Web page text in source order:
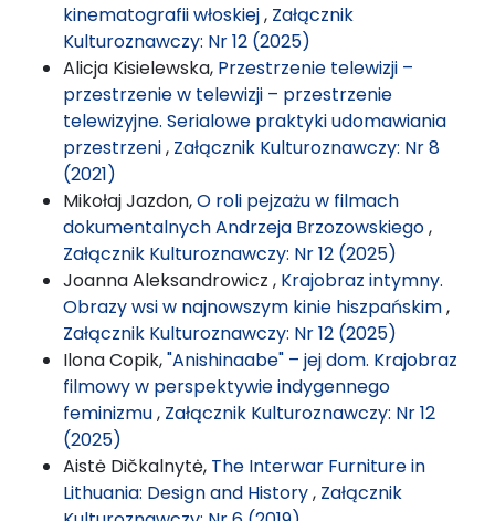
kinematografii włoskiej, Załącznik
Kulturoznawczy: Nr 12 (2025)
Alicja Kisielewska, Przestrzenie telewizji –
przestrzenie w telewizji – przestrzenie
telewizyjne. Serialowe praktyki udomawiania
przestrzeni, Załącznik Kulturoznawczy: Nr 8
(2021)
Mikołaj Jazdon,O roli pejzażu w filmach
dokumentalnych Andrzeja Brzozowskiego,
Załącznik Kulturoznawczy: Nr 12 (2025)
Joanna Aleksandrowicz , Krajobraz intymny.
Obrazy wsi w najnowszym kinie hiszpańskim,
Załącznik Kulturoznawczy: Nr 12 (2025)
Ilona Copik,"Anishinaabe" – jej dom. Krajobraz
filmowy w perspektywie indygennego
feminizmu, Załącznik Kulturoznawczy: Nr 12
(2025)
Aistė Dičkalnytė, The Interwar Furniture in
Lithuania: Design and History, Załącznik